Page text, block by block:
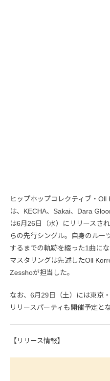
ヒップホップコレクティブ・
は、KECHA、Sakai、Dara
は6月26日（水）にリリースさ
らの先行シングル。自身のルー
するまでの軌跡を綴った1曲に
マスタリングは先述したOll
Zesshoが担当した。
なお、6月29日（土）には東京
リリースパーティも開催予定と
【リリース情報】